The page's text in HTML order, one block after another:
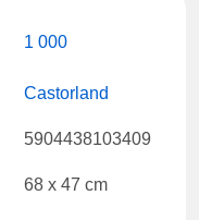
1 000
Castorland
5904438103409
68 x 47 cm